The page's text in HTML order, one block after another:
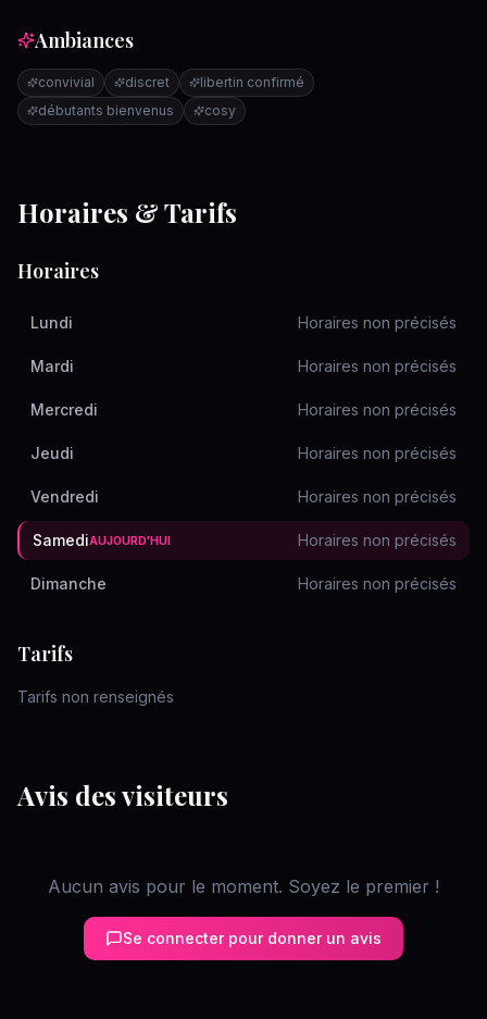
Ambiances
convivial discret
libertin confirmé
débutants bienvenus
cosy
Horaires & Tarifs
Horaires
Lundi Horaires non précisés
Mardi Horaires non précisés
Mercredi Horaires non précisés
Jeudi Horaires non précisés
Vendredi Horaires non précisés
SamediAUJOURD'HUI Horaires non précisés
Dimanche Horaires non précisés
Tarifs
Tarifs non renseignés
Avis des visiteurs
Aucun avis pour le moment. Soyez le premier !
Se connecter pour donner un avis